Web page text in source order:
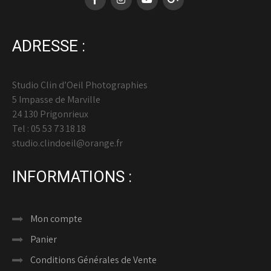
ADRESSE :
Studio Clin d’Oeil Photographies
5 Impasse de Marville
24 130 Prigonrieux
Tel : 05 53 73 18 18
studio.clindoeil@orange.fr
INFORMATIONS :
Mon compte
Panier
Conditions Générales de Vente